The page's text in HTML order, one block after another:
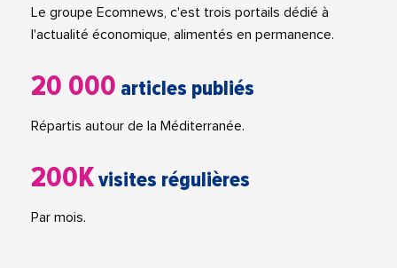
Le groupe Ecomnews, c'est trois portails dédié à
l'actualité économique, alimentés en permanence.
20 000 articles publiés
Répartis autour de la Méditerranée.
200Kvisites régulières
Par mois.